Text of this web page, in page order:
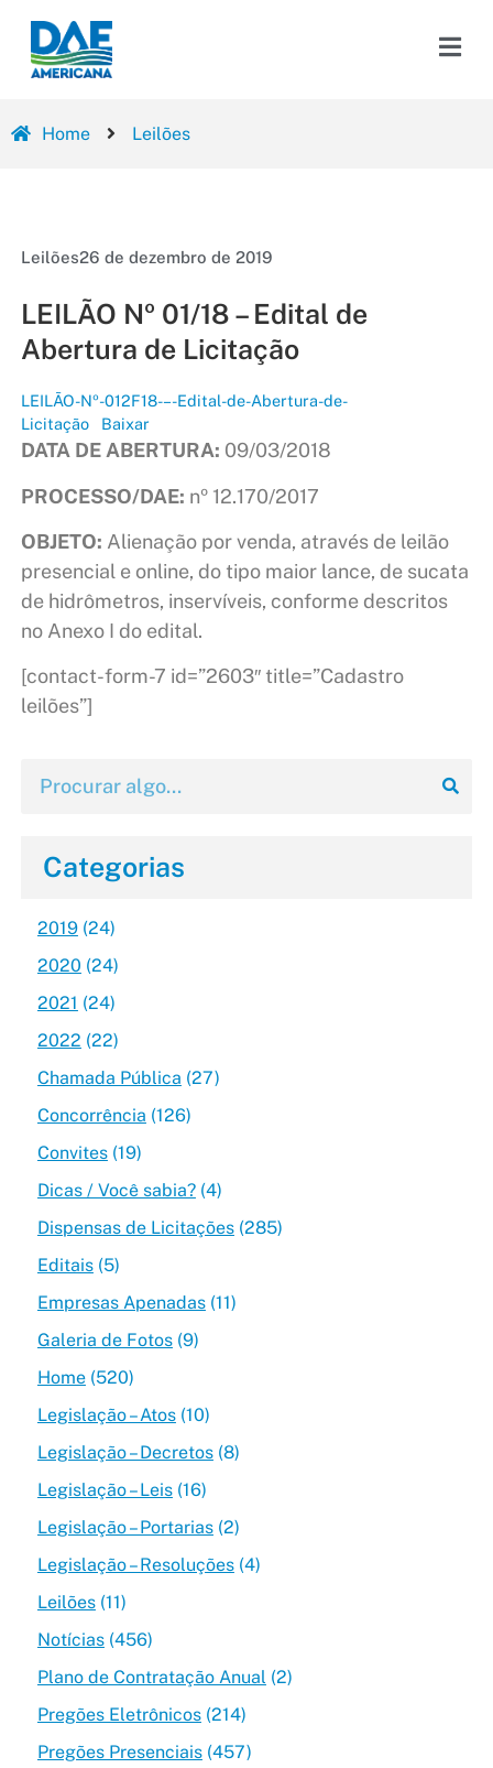
Home Leilões
Leilões26 de dezembro de 2019
LEILÃO Nº 01/18 – Edital de
Abertura de Licitação
LEILÃO-Nº-012F18-–-Edital-de-Abertura-de-
Licitação
Baixar
DATA DE ABERTURA: 09/03/2018
PROCESSO/DAE: nº 12.170/2017
OBJETO: Alienação por venda, através de leilão
presencial e online, do tipo maior lance, de sucata
de hidrômetros, inservíveis, conforme descritos
no Anexo I do edital.
[contact-form-7 id=”2603″ title=”Cadastro
leilões”]
Categorias
2019(24)
2020 (24)
2021 (24)
2022 (22)
Chamada Pública (27)
Concorrência (126)
Convites(19)
Dicas / Você sabia?(4)
Dispensas de Licitações(285)
Editais(5)
Empresas Apenadas(11)
Galeria de Fotos(9)
Home(520)
Legislação – Atos(10)
Legislação – Decretos(8)
Legislação – Leis(16)
Legislação – Portarias(2)
Legislação – Resoluções(4)
Leilões(11)
Notícias(456)
Plano de Contratação Anual (2)
Pregões Eletrônicos(214)
Pregões Presenciais(457)